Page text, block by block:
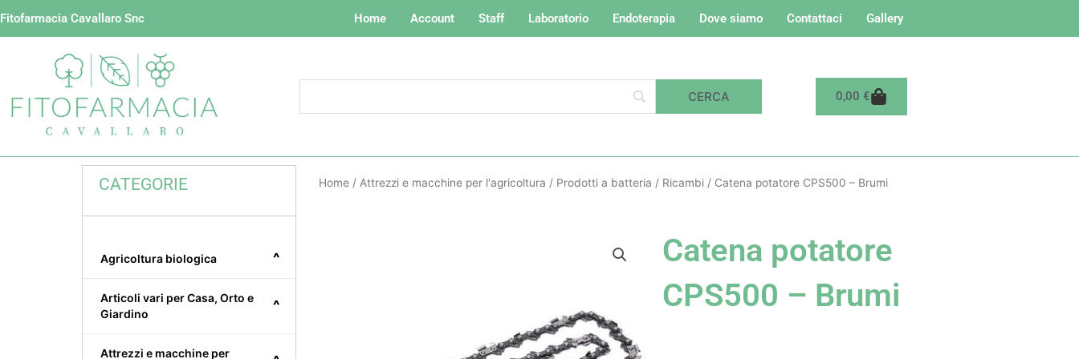
Vai
Fitofarmacia Cavallaro Snc Home Account Staff Laboratorio Endoterapia Dove siamo Contattaci Gallery
0,00 €Carrello
CATEGORIE
^
Agricoltura biologica
^
Articoli vari per Casa, Orto e
Giardino
Attrezzi e macchine per
Home / Attrezzi e macchine per l'agricoltura / Prodotti a batteria / Ricambi / Catena potatore CPS500 – Brumi
Catena potatore
CPS500 – Brumi